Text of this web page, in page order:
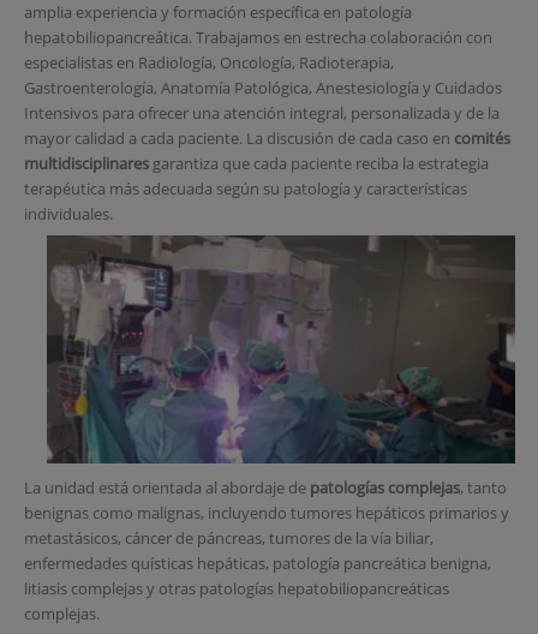
amplia experiencia y formación específica en patología
hepatobiliopancreática. Trabajamos en estrecha colaboración con
especialistas en Radiología, Oncología, Radioterapia,
Gastroenterología, Anatomía Patológica, Anestesiología y Cuidados
Intensivos para ofrecer una atención integral, personalizada y de la
mayor calidad a cada paciente. La discusión de cada caso en comités
multidisciplinaresgarantiza que cada paciente reciba la estrategia
terapéutica más adecuada según su patología y características
individuales.
La unidad está orientada al abordaje de patologías complejas, tanto
benignas como malignas, incluyendo tumores hepáticos primarios y
metastásicos, cáncer de páncreas, tumores de la vía biliar,
enfermedades quísticas hepáticas, patología pancreática benigna,
litiasis complejas y otras patologías hepatobiliopancreáticas
complejas.